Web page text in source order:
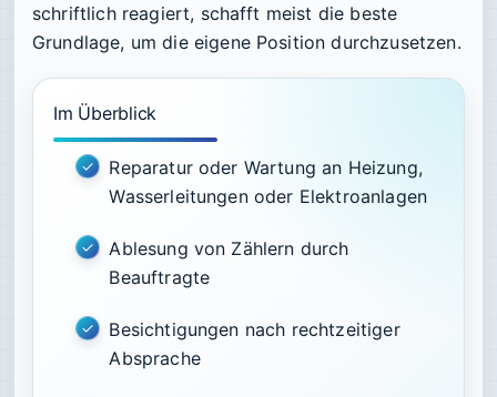
schriftlich reagiert, schafft meist die beste
Grundlage, um die eigene Position durchzusetzen.
Im Überblick
Reparatur oder Wartung an Heizung,
Wasserleitungen oder Elektroanlagen
Ablesung von Zählern durch
Beauftragte
Besichtigungen nach rechtzeitiger
Absprache